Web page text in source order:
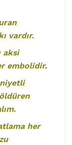
vardır.
aksi
embolidir.
her